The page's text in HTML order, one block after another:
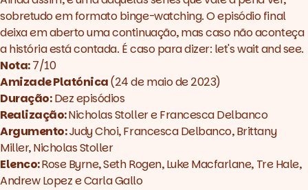
sobretudo em formato binge-watching. O episódio final
deixa em aberto uma continuação, mas caso não aconteça
a história está contada. É caso para dizer: let's wait and see.
Nota:7/10
Amizade Platónica(24 de maio de 2023)
Duração:Dez episódios
Realização:Nicholas StollereFrancesca Delbanco
Argumento:Judy Choi,Francesca Delbanco,Brittany
Miller,Nicholas Stoller
Elenco:Rose Byrne,Seth Rogen,Luke Macfarlane, Tre Hale,
Andrew LopezeCarla Gallo